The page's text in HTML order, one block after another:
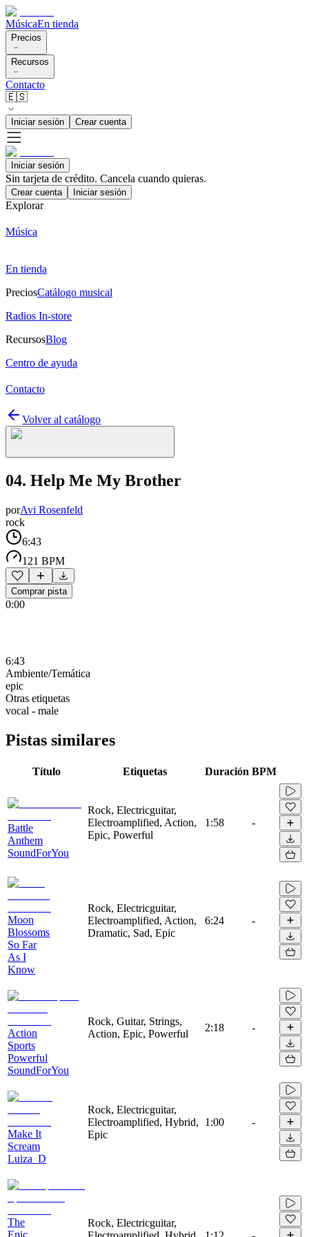
MúsicaEn tienda
Precios
Recursos
Contacto
🇪🇸
Iniciar sesión Crear cuenta
Iniciar sesión
Sin tarjeta de crédito. Cancela cuando quieras.
Crear cuenta Iniciar sesión
Explorar
Música
En tienda
PreciosCatálogo musical
Radios In-store
RecursosBlog
Centro de ayuda
Contacto
Volver al catálogo
04. Help Me My Brother
porAvi Rosenfeld
rock
6:43
121 BPM
Comprar pista
0:00
6:43
Ambiente/Temática
epic
Otras etiquetas
vocal - male
Pistas similares
Título Etiquetas Duración BPM
Battle
Anthem
SoundForYou
Rock, Electricguitar,
Electroamplified, Action,
Epic, Powerful
1:58 -
Moon
Blossoms
So Far
As I
Know
Rock, Electricguitar,
Electroamplified, Action,
Dramatic, Sad, Epic
6:24 -
Action
Sports
Powerful
SoundForYou
Rock, Guitar, Strings,
Action, Epic, Powerful
2:18 -
Make It
Scream
Luiza_D
Rock, Electricguitar,
Electroamplified, Hybrid,
Epic
1:00 -
The
Epic
Rock, Electricguitar,